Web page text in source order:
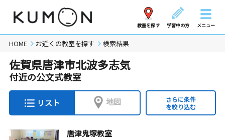
教室を探す 学習中の方 メニュー
HOME お近くの教室を探す 検索結果
佐賀県唐津市北波多志気
付近の公文式教室
リスト 地図
さらに条件
を絞り込む
唐津鬼塚教室